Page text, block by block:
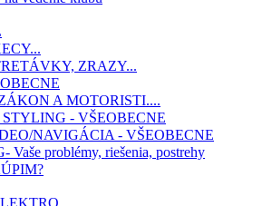
ZRAZY...
A MOTORISTI....
- VŠEOBECNE
NAVIGÁCIA - VŠEOBECNE
problémy, riešenia, postrehy